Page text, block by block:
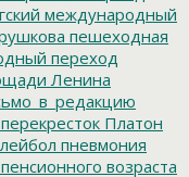
международный
пешеходная
переход
Ленина
Платон
пневмония
возраста